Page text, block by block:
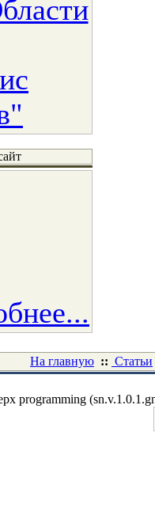
На главную :: Статьи
programming